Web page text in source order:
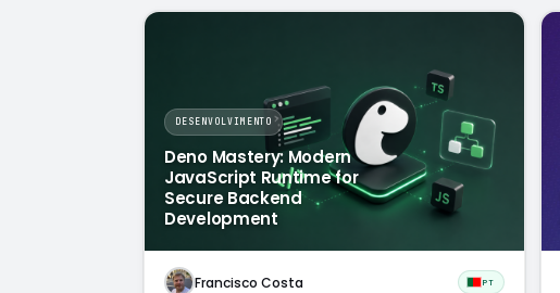
DESENVOLVIMENTO
Deno Mastery: Modern
JavaScript Runtime for
Secure Backend
Development
Francisco Costa PT